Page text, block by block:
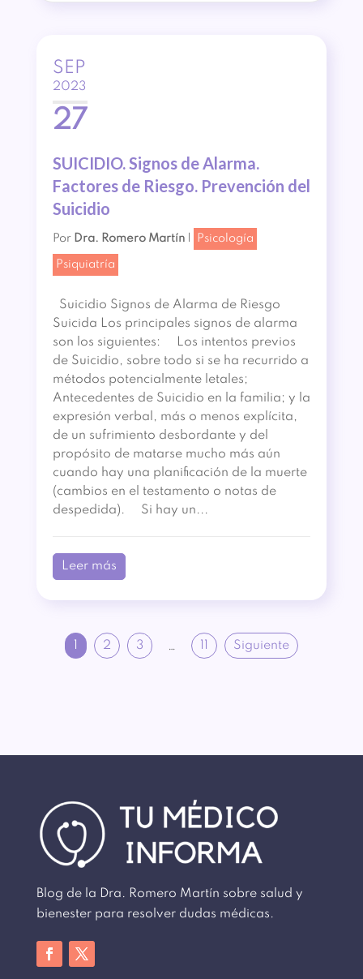
SEP
2023
27
SUICIDIO. Signos de Alarma.
Factores de Riesgo. Prevención del
Suicidio
Por Dra. Romero Martín| Psicología
Psiquiatría
Suicidio Signos de Alarma de Riesgo
Suicida Los principales signos de alarma
son los siguientes: Los intentos previos
de Suicidio, sobre todo si se ha recurrido a
métodos potencialmente letales;
Antecedentes de Suicidio en la familia; y la
expresión verbal, más o menos explícita,
de un sufrimiento desbordante y del
propósito de matarse mucho más aún
cuando hay una planificación de la muerte
(cambios en el testamento o notas de
despedida). Si hay un...
Leer más
2 3 … Siguiente
Blog de la Dra. Romero Martín sobre salud y
bienester para resolver dudas médicas.